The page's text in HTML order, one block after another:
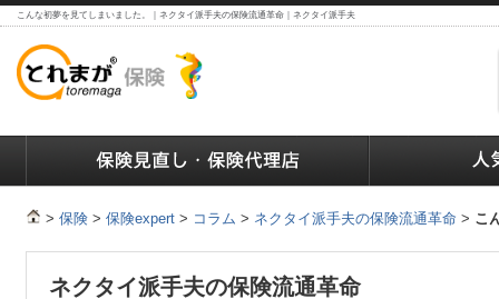
こんな初夢を見てしまいました。｜ネクタイ派手夫の保険流通革命｜ネクタイ派手夫
> 保険 > 保険expert > コラム > ネクタイ派手夫の保険流通革命 > こ
ネクタイ派手夫の保険流通革命